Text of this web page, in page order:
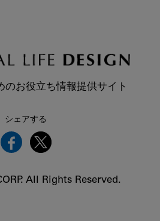
のお役立ち情報提供サイト
シェアする
All Rights Reserved.